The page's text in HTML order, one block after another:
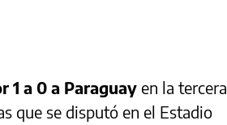
1 a 0 a Paraguay en la tercera
que se disputó en el Estadio